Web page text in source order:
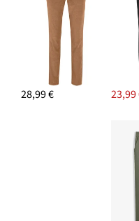
28,99 € 23,99